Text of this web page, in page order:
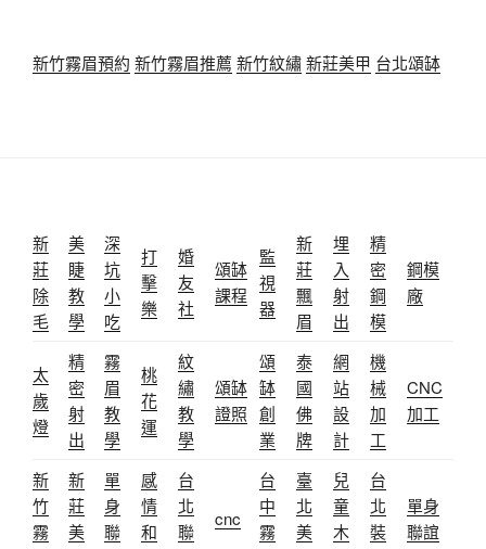
新竹霧眉預約 新竹霧眉推薦 新竹紋繡新莊美甲 台北頌缽
新
莊
除
毛
美
睫
教
學
深
坑
小
吃
打
擊
樂
婚
友
社
頌缽
課程
監
視
器
新
莊
飄
眉
埋
入
射
出
精
密
鋼
模
鋼模
廠
太
歲
燈
精
密
射
出
霧
眉
教
學
桃
花
運
紋
繡
教
學
頌缽
證照
頌
缽
創
業
泰
國
佛
牌
網
站
設
計
機
械
加
工
CNC
加工
新
竹
霧
新
莊
美
單
身
聯
感
情
和
台
北
聯
cnc
台
中
霧
臺
北
美
兒
童
木
台
北
裝
單身
聯誼